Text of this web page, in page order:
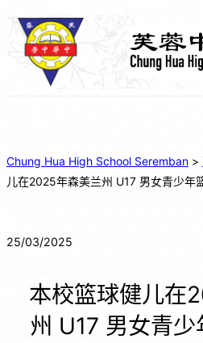
Chung Hua High School Seremban >
儿在2025年森美兰州 U17 男女青少年
25/03/2025
本校篮球健儿在
州 U17 男女青